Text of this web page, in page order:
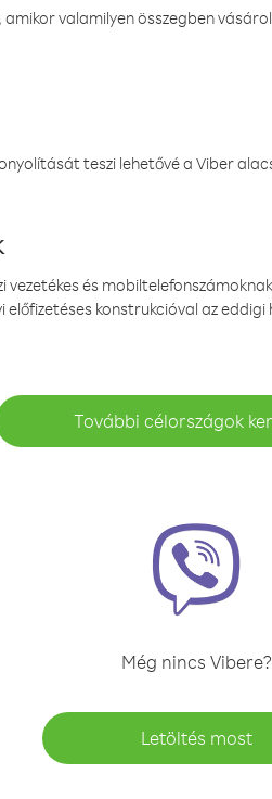
amikor valamilyen összegben
teszi lehetővé a Viber
és
konstrukcióval az
További célországok
Még nincs Vibere?
Letöltés most